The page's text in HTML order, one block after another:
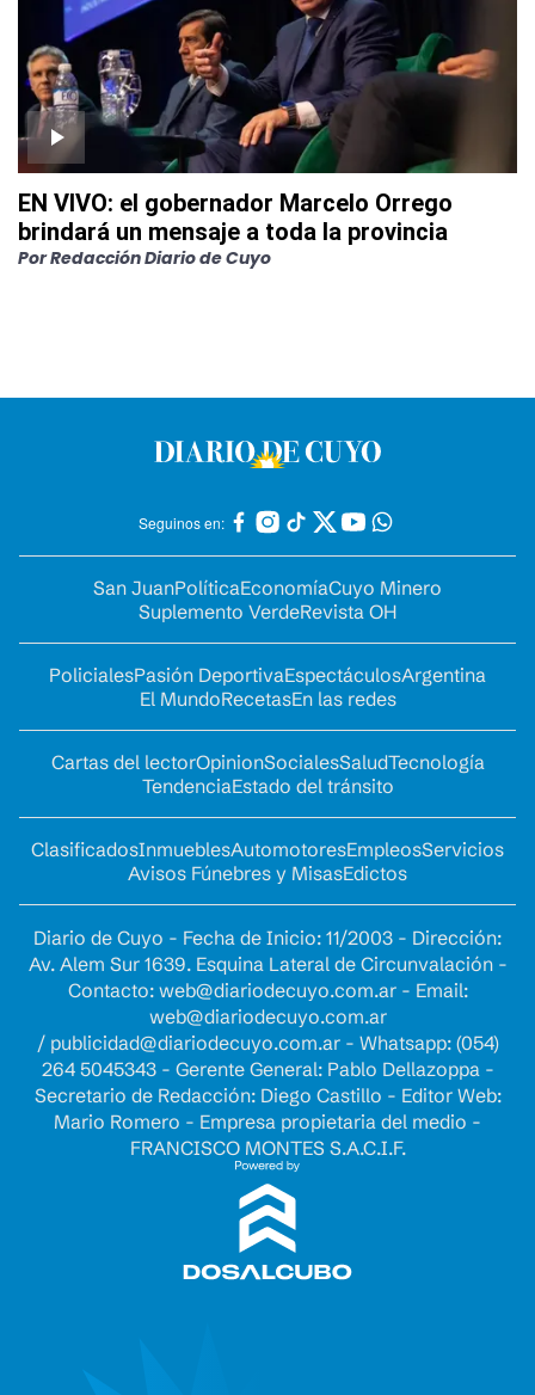
EN VIVO: el gobernador Marcelo Orrego
brindará un mensaje a toda la provincia
PorRedacción Diario de Cuyo
Seguinos en:
San JuanPolíticaEconomíaCuyo Minero
Suplemento VerdeRevista OH
PolicialesPasión DeportivaEspectáculosArgentina
El MundoRecetasEn las redes
Cartas del lectorOpinionSocialesSaludTecnología
TendenciaEstado del tránsito
ClasificadosInmueblesAutomotoresEmpleosServicios
Avisos Fúnebres y MisasEdictos
Diario de Cuyo - Fecha de Inicio: 11/2003 - Dirección:
Av. Alem Sur 1639. Esquina Lateral de Circunvalación -
Contacto: web@diariodecuyo.com.ar- Email:
web@diariodecuyo.com.ar
/ publicidad@diariodecuyo.com.ar- Whatsapp: (054)
264 5045343 - Gerente General: Pablo Dellazoppa -
Secretario de Redacción: Diego Castillo - Editor Web:
Mario Romero - Empresa propietaria del medio -
FRANCISCO MONTES S.A.C.I.F.